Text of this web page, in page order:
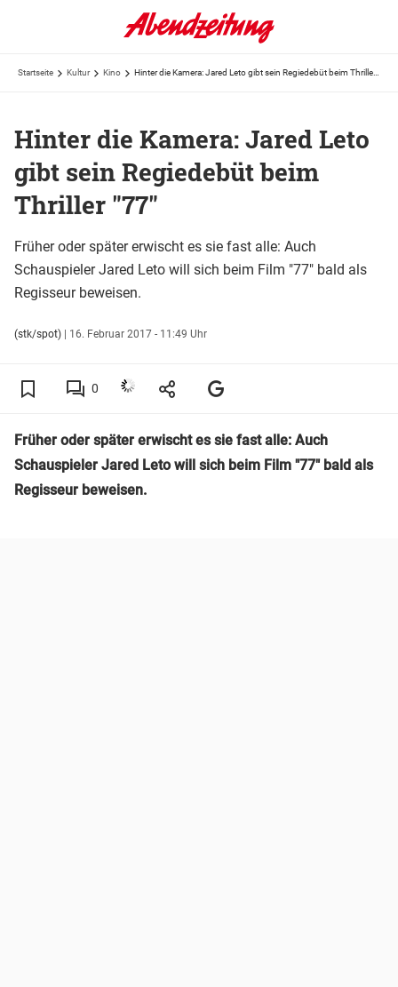
Startseite Kultur Kino
Hinter die Kamera: Jared Leto
gibt sein Regiedebüt beim
Thriller "77"
Früher oder später erwischt es sie fast alle: Auch
Schauspieler Jared Leto will sich beim Film "77" bald als
Regisseur beweisen.
(stk/spot) | 16. Februar 2017 - 11:49 Uhr
0
Früher oder später erwischt es sie fast alle: Auch
Schauspieler Jared Leto will sich beim Film "77" bald als
Regisseur beweisen.